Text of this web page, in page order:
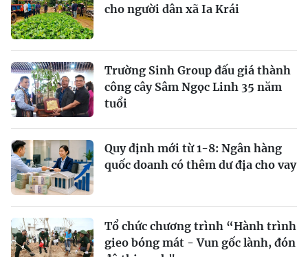
cho người dân xã Ia Krái
Trường Sinh Group đấu giá thành
công cây Sâm Ngọc Linh 35 năm
tuổi
Quy định mới từ 1-8: Ngân hàng
quốc doanh có thêm dư địa cho vay
Tổ chức chương trình “Hành trình
gieo bóng mát - Vun gốc lành, đón